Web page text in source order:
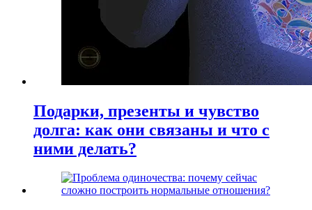
Подарки, презенты и чувство
долга: как они связаны и что с
ними делать?